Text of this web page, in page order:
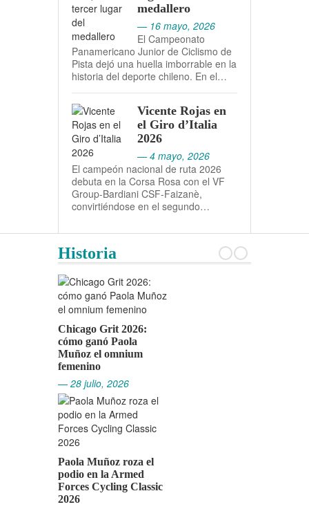
medallero
— 16 mayo, 2026
El Campeonato
Panamericano Junior de Ciclismo de
Pista dejó una huella imborrable en la
historia del deporte chileno. En el…
Vicente Rojas en
el Giro d’Italia
2026
— 4 mayo, 2026
El campeón nacional de ruta 2026
debuta en la Corsa Rosa con el VF
Group-Bardiani CSF-Faizanè,
convirtiéndose en el segundo…
Historia
Chicago Grit 2026:
cómo ganó Paola
Muñoz el omnium
femenino
— 28 julio, 2026
Paola Muñoz roza el
podio en la Armed
Forces Cycling Classic
2026